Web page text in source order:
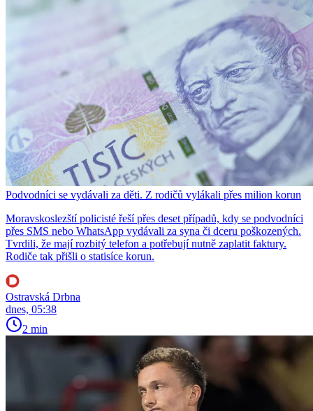
Podvodníci se vydávali za děti. Z rodičů vylákali přes milion korun
Moravskoslezští policisté řeší přes deset případů, kdy se podvodníci
přes SMS nebo WhatsApp vydávali za syna či dceru poškozených.
Tvrdili, že mají rozbitý telefon a potřebují nutně zaplatit faktury.
Rodiče tak přišli o statisíce korun.
Ostravská Drbna
dnes, 05:38
2 min